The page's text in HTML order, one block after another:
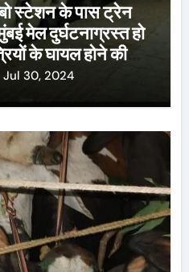
स्टेशन के पास ट्रेन
मेल दुर्घटनाग्रस्त हो
के घायल होने की
पदाधिकारी
Jul 30, 2024